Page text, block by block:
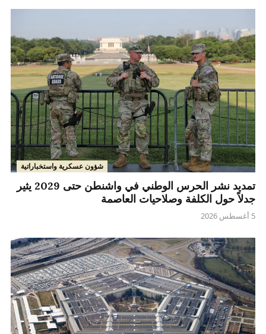
شؤون عسكرية واستخباراتية
تمديد نشر الحرس الوطني في واشنطن حتى 2029 يثير
جدلاً حول الكلفة وصلاحيات العاصمة
5 أغسطس 2026